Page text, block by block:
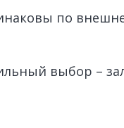
по
выбор –